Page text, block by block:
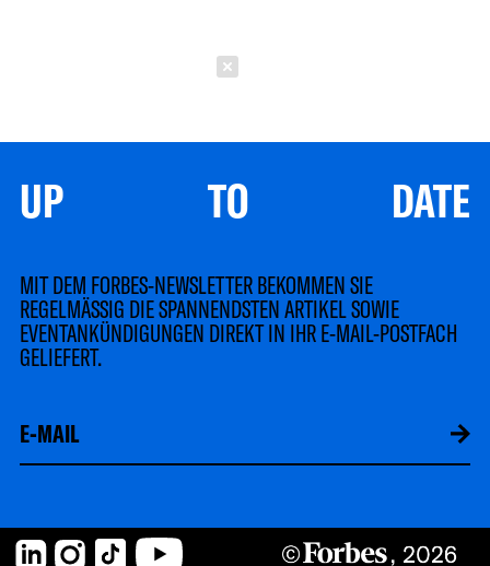
UP TO DATE
MIT DEM FORBES-NEWSLETTER BEKOMMEN SIE
REGELMÄSSIG DIE SPANNENDSTEN ARTIKEL SOWIE
EVENTANKÜNDIGUNGEN DIREKT IN IHR E-MAIL-POSTFACH
GELIEFERT.
LinkedInInstagram
TikTok